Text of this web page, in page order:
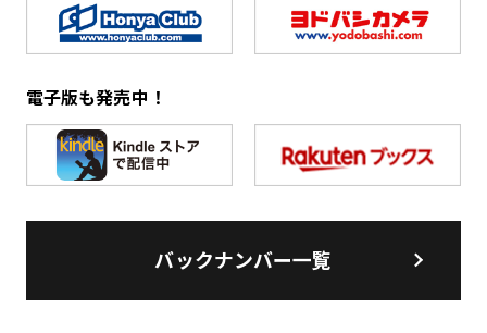
電子版も発売中！
バックナンバー一覧